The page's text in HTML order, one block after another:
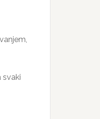
svaki